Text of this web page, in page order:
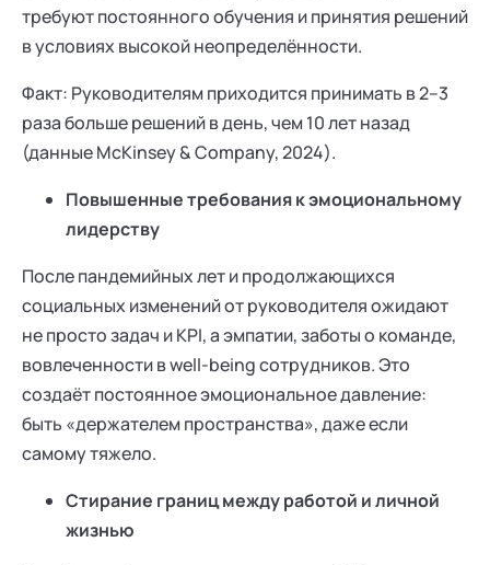
требуют постоянного обучения и принятия решений
в условиях высокой неопределённости.
Факт: Руководителям приходится принимать в 2–3
раза больше решений в день, чем 10 лет назад
(данные McKinsey & Company, 2024).
Повышенные требования к эмоциональному
лидерству
После пандемийных лет и продолжающихся
социальных изменений от руководителя ожидают
не просто задач и KPI, а эмпатии, заботы о команде,
вовлеченности в well-being сотрудников. Это
создаёт постоянное эмоциональное давление:
быть «держателем пространства», даже если
самому тяжело.
Стирание границ между работой и личной
жизнью